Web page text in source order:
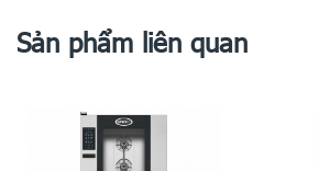
Sản phẩm liên quan